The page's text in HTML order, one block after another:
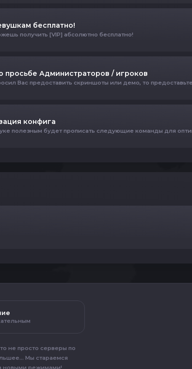
бесплатно!
получить [VIP] абсолютно бесплатно!
Администраторов / игроков
Вас предоставить скриншоты или демо, то
конфига
полезным будет прописать следующие команды для
не просто серверы по
Мы стараемся
новыми режимами!